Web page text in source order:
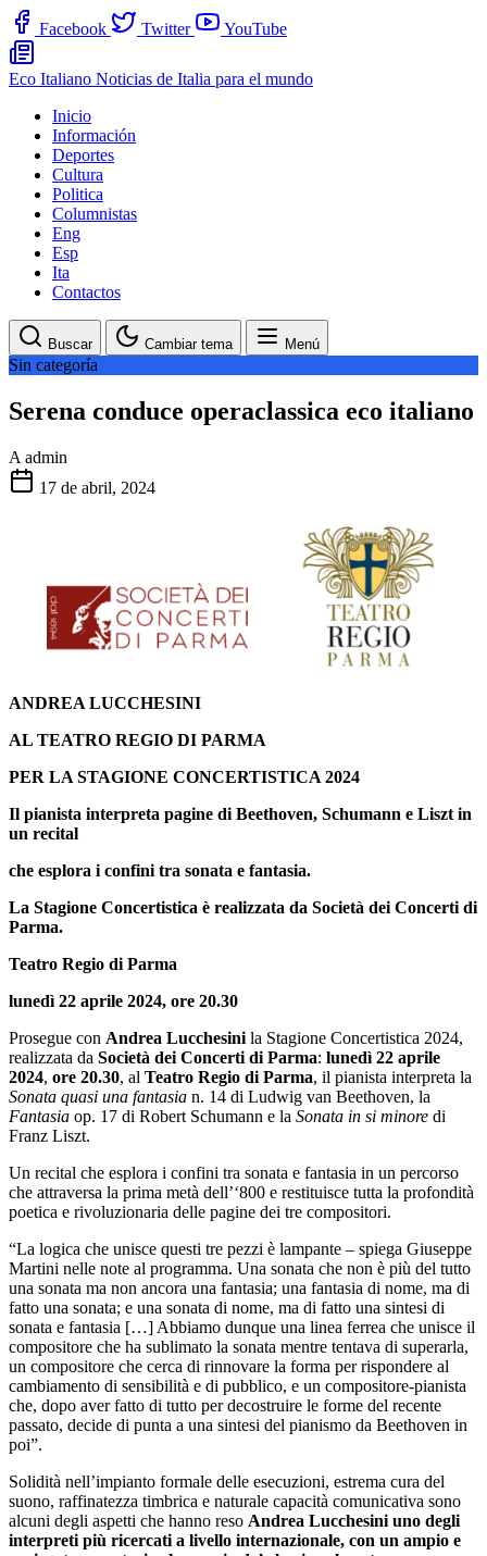
Facebook Twitter YouTube
Eco Italiano Noticias de Italia para el mundo
Inicio
Información
Deportes
Cultura
Politica
Columnistas
Eng
Esp
Ita
Contactos
Buscar Cambiar tema Menú
Sin categoría
Serena conduce operaclassica eco italiano
A admin
17 de abril, 2024
ANDREA LUCCHESINI
AL TEATRO REGIO DI PARMA
PER LA STAGIONE CONCERTISTICA 2024
Il pianista interpreta pagine di Beethoven, Schumann e Liszt in
un recital
che esplora i confini tra sonata e fantasia.
La Stagione Concertistica è realizzata da Società dei Concerti di
Parma.
Teatro Regio di Parma
lunedì 22 aprile 2024, ore 20.30
Prosegue con Andrea Lucchesini la Stagione Concertistica 2024,
realizzata da Società dei Concerti di Parma: lunedì 22 aprile
2024, ore 20.30, al Teatro Regio di Parma, il pianista interpreta la
Sonata quasi una fantasia n. 14 di Ludwig van Beethoven, la
Fantasia op. 17 di Robert Schumann e la Sonata in si minore di
Franz Liszt.
Un recital che esplora i confini tra sonata e fantasia in un percorso
che attraversa la prima metà dell’‘800 e restituisce tutta la profondità
poetica e rivoluzionaria delle pagine dei tre compositori.
“La logica che unisce questi tre pezzi è lampante – spiega Giuseppe
Martini nelle note al programma. Una sonata che non è più del tutto
una sonata ma non ancora una fantasia; una fantasia di nome, ma di
fatto una sonata; e una sonata di nome, ma di fatto una sintesi di
sonata e fantasia […] Abbiamo dunque una linea ferrea che unisce il
compositore che ha sublimato la sonata mentre tentava di superarla,
un compositore che cerca di rinnovare la forma per rispondere al
cambiamento di sensibilità e di pubblico, e un compositore-pianista
che, dopo aver fatto di tutto per decostruire le forme del recente
passato, decide di punta a una sintesi del pianismo da Beethoven in
poi”.
Solidità nell’impianto formale delle esecuzioni, estrema cura del
suono, raffinatezza timbrica e naturale capacità comunicativa sono
alcuni degli aspetti che hanno reso Andrea Lucchesini uno degli
interpreti più ricercati a livello internazionale, con un ampio e